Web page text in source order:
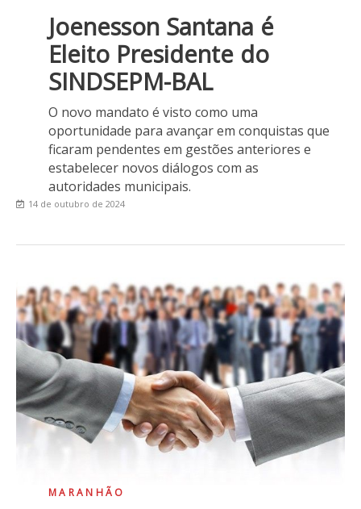
Joenesson Santana é
Eleito Presidente do
SINDSEPM-BAL
O novo mandato é visto como uma
oportunidade para avançar em conquistas que
ficaram pendentes em gestões anteriores e
estabelecer novos diálogos com as
autoridades municipais.
14 de outubro de 2024
MARANHÃO